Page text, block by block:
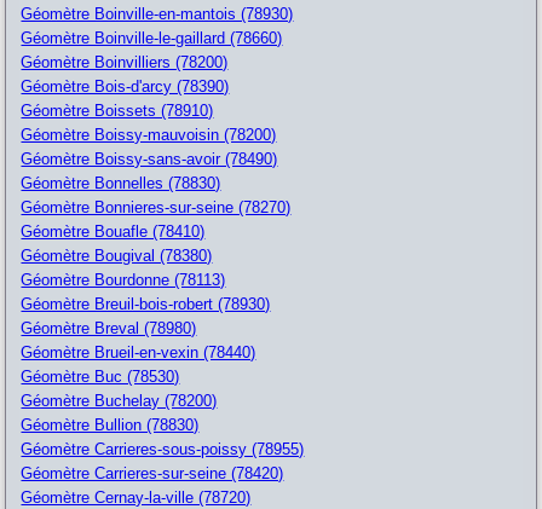
Géomètre Boinville-en-mantois (78930)
Géomètre Boinville-le-gaillard (78660)
Géomètre Boinvilliers (78200)
Géomètre Bois-d'arcy (78390)
Géomètre Boissets (78910)
Géomètre Boissy-mauvoisin (78200)
Géomètre Boissy-sans-avoir (78490)
Géomètre Bonnelles (78830)
Géomètre Bonnieres-sur-seine (78270)
Géomètre Bouafle (78410)
Géomètre Bougival (78380)
Géomètre Bourdonne (78113)
Géomètre Breuil-bois-robert (78930)
Géomètre Breval (78980)
Géomètre Brueil-en-vexin (78440)
Géomètre Buc (78530)
Géomètre Buchelay (78200)
Géomètre Bullion (78830)
Géomètre Carrieres-sous-poissy (78955)
Géomètre Carrieres-sur-seine (78420)
Géomètre Cernay-la-ville (78720)